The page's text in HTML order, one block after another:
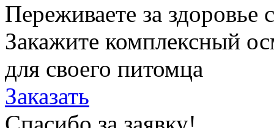
Переживаете за здоровье
Закажите комплексный
для своего питомца
Заказать